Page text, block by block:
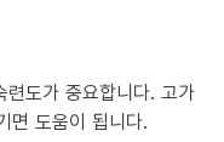
도가 중요합니다. 고가
면 도움이 됩니다.